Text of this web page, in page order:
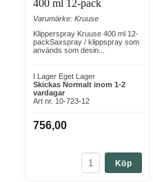
400 ml 12-pack
Varumärke: Kruuse
Klipperspray Kruuse 400 ml 12-
packSaxspray / klippspray som
används som desin...
I Lager Eget Lager
Skickas Normalt inom 1-2
vardagar
Art nr. 10-723-12
756,00
Köp